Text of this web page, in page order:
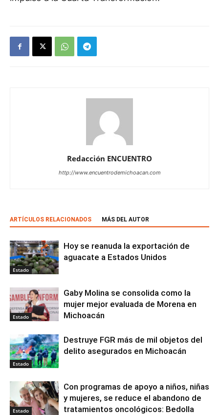
Redacción ENCUENTRO
http://www.encuentrodemichoacan.com
ARTÍCULOS RELACIONADOS MÁS DEL AUTOR
Estado
Hoy se reanuda la exportación de
aguacate a Estados Unidos
Estado
Gaby Molina se consolida como la
mujer mejor evaluada de Morena en
Michoacán
Estado
Destruye FGR más de mil objetos del
delito asegurados en Michoacán
Estado
Con programas de apoyo a niños, niñas
y mujeres, se reduce el abandono de
tratamientos oncológicos: Bedolla